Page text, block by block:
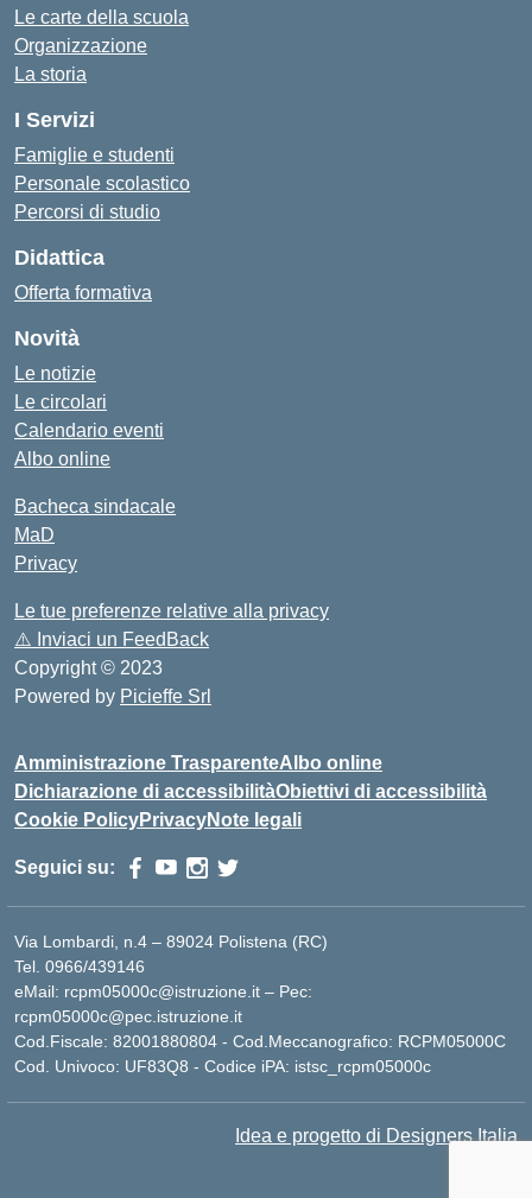
Le carte della scuola
Organizzazione
La storia
I Servizi
Famiglie e studenti
Personale scolastico
Percorsi di studio
Didattica
Offerta formativa
Novità
Le notizie
Le circolari
Calendario eventi
Albo online
Bacheca sindacale
MaD
Privacy
Le tue preferenze relative alla privacy
⚠️ Inviaci un FeedBack
Copyright © 2023
Powered by Picieffe Srl
Amministrazione TrasparenteAlbo online
Dichiarazione di accessibilitàObiettivi di accessibilità
Cookie PolicyPrivacyNote legali
Seguici su:
Via Lombardi, n.4 – 89024 Polistena (RC)
Tel. 0966/439146
eMail: rcpm05000c@istruzione.it – Pec:
rcpm05000c@pec.istruzione.it
Cod.Fiscale: 82001880804 - Cod.Meccanografico: RCPM05000C
Cod. Univoco: UF83Q8 - Codice iPA: istsc_rcpm05000c
Idea e progetto di Designers Italia